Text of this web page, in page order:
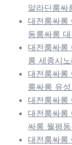
알라딘룸싸
대전룸싸롱
동룸싸롱
대전룸싸롱
롱 세종시
대전룸싸롱
룸싸롱 유
대전룸싸롱
대전룸싸롱
싸롱 월평
대전룸싸롱